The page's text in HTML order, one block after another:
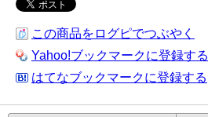
この商品をログピでつぶやく
Yahoo!ブックマークに登録する
はてなブックマークに登録する